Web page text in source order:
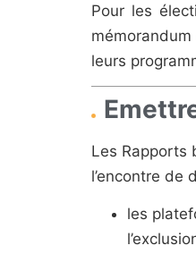
Pour les
leurs
Les Rapports
l’encontre de
les